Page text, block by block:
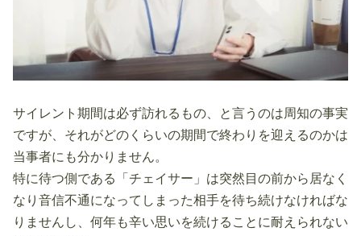
サイレント期間は必ず訪れるもの、と言うのは周知の事実
ですが、それがどのくらいの期間で終わりを迎えるのかは
当事者にも分かりません。
特に待つ側である「チェイサー」は突然目の前から居なく
なり音信不通になってしまった相手を待ち続けなければな
りませんし、何年も辛い思いを続けることに耐えられない